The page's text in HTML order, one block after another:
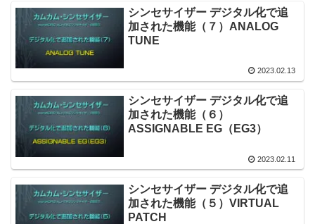
シンセサイザー デジタル化で追
加された機能（７）ANALOG
TUNE
2023.02.13
シンセサイザー デジタル化で追
加された機能（６）
ASSIGNABLE EG（EG3）
2023.02.11
シンセサイザー デジタル化で追
加された機能（５）VIRTUAL
PATCH